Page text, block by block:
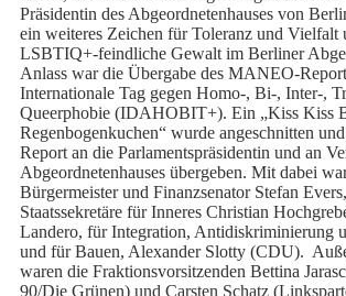
Präsidentin des Abgeordnetenhauses von
ein weiteres Zeichen für Toleranz und Vielfalt
LSBTIQ+-feindliche Gewalt im Berliner
Anlass war die Übergabe des MANEO-
Internationale Tag gegen Homo-, Bi-, Inter-,
Queerphobie (IDAHOBIT+). Ein „Kiss Kiss
Regenbogenkuchen“ wurde angeschnitten
Report an die Parlamentspräsidentin und an
Abgeordnetenhauses übergeben. Mit dabei
Bürgermeister und Finanzsenator Stefan
Staatssekretäre für Inneres Christian
Landero, für Integration, Antidiskriminierung
und für Bauen, Alexander Slotty (CDU).
waren die Fraktionsvorsitzenden Bettina
90/Die Grünen) und Carsten Schatz